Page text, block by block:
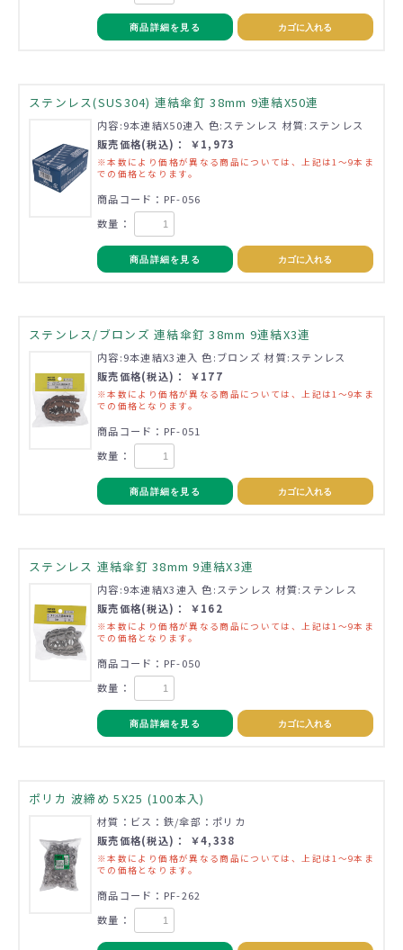
商品詳細を見る カゴに入れる
ステンレス(SUS304) 連結傘釘 38mm 9連結X50連
内容:9本連結X50連入 色:ステンレス 材質:ステンレス
販売価格(税込)： ￥1,973
※本数により価格が異なる商品については、上記は1～9本ま
での価格となります。
商品コード：PF-056
数量：
商品詳細を見る カゴに入れる
ステンレス/ブロンズ 連結傘釘 38mm 9連結X3連
内容:9本連結X3連入 色:ブロンズ 材質:ステンレス
販売価格(税込)： ￥177
※本数により価格が異なる商品については、上記は1～9本ま
での価格となります。
商品コード：PF-051
数量：
商品詳細を見る カゴに入れる
ステンレス 連結傘釘 38mm 9連結X3連
内容:9本連結X3連入 色:ステンレス 材質:ステンレス
販売価格(税込)： ￥162
※本数により価格が異なる商品については、上記は1～9本ま
での価格となります。
商品コード：PF-050
数量：
商品詳細を見る カゴに入れる
ポリカ 波締め 5X25 (100本入)
材質：ビス：鉄/傘部：ポリカ
販売価格(税込)： ￥4,338
※本数により価格が異なる商品については、上記は1～9本ま
での価格となります。
商品コード：PF-262
数量：